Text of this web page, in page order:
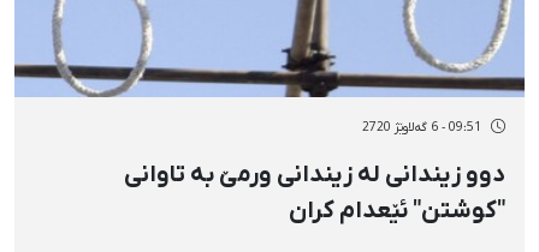
09:51 - 6 گەلاوێژ 2720
دوو زیندانی لە زیندانی ورمێ بە تاوانی
"کوشتن" ئێعدام کران